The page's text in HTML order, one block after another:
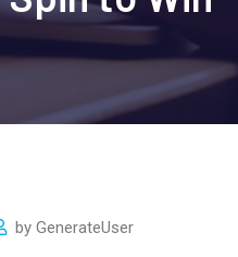
by GenerateUser